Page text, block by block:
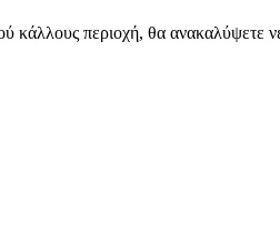
κάλλους περιοχή, θα ανακαλύψετε